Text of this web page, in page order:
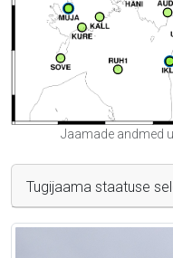
Jaamade andmed
Tugijaama staatuse